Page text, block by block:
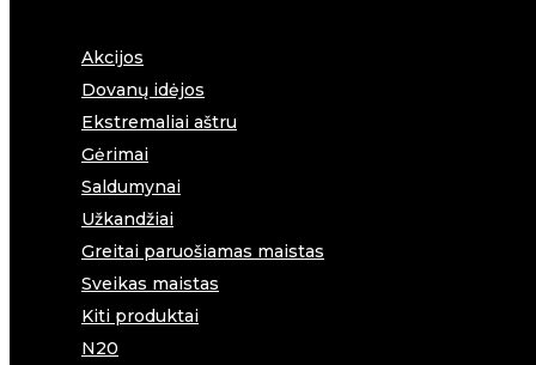
Akcijos
Dovanų idėjos
Ekstremaliai aštru
Gėrimai
Saldumynai
Užkandžiai
Greitai paruošiamas maistas
Sveikas maistas
Kiti produktai
N20